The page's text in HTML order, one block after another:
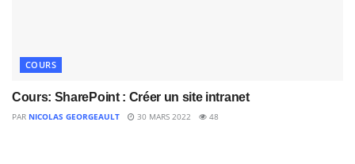
COURS
Cours: SharePoint : Créer un site intranet
PAR NICOLAS GEORGEAULT 30 MARS 2022 48